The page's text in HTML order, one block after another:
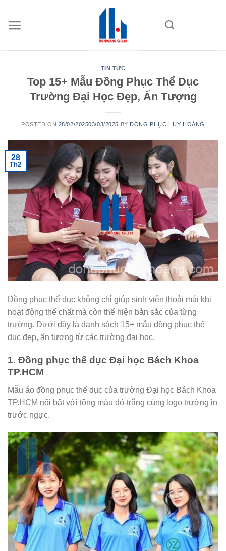
content
TIN TỨC
Top 15+ Mẫu Đồng Phục Thể Dục
Trường Đại Học Đẹp, Ấn Tượng
POSTED ON 28/02/202503/03/2025 BYĐỒNG PHỤC HUY HOÀNG
28
Th2
Đồng phục thể dục không chỉ giúp sinh viên thoải mái khi
hoạt động thể chất mà còn thể hiện bản sắc của từng
trường. Dưới đây là danh sách 15+ mẫu đồng phục thể
dục đẹp, ấn tượng từ các trường đại học.
1. Đồng phục thể dục Đại học Bách Khoa
TP.HCM
Mẫu áo đồng phục thể dục của trường Đại học Bách Khoa
TP.HCM nổi bật với tông màu đỏ-trắng cùng logo trường in
trước ngực.